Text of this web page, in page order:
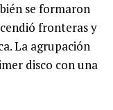
se formaron
fronteras y
La agrupación
disco con una